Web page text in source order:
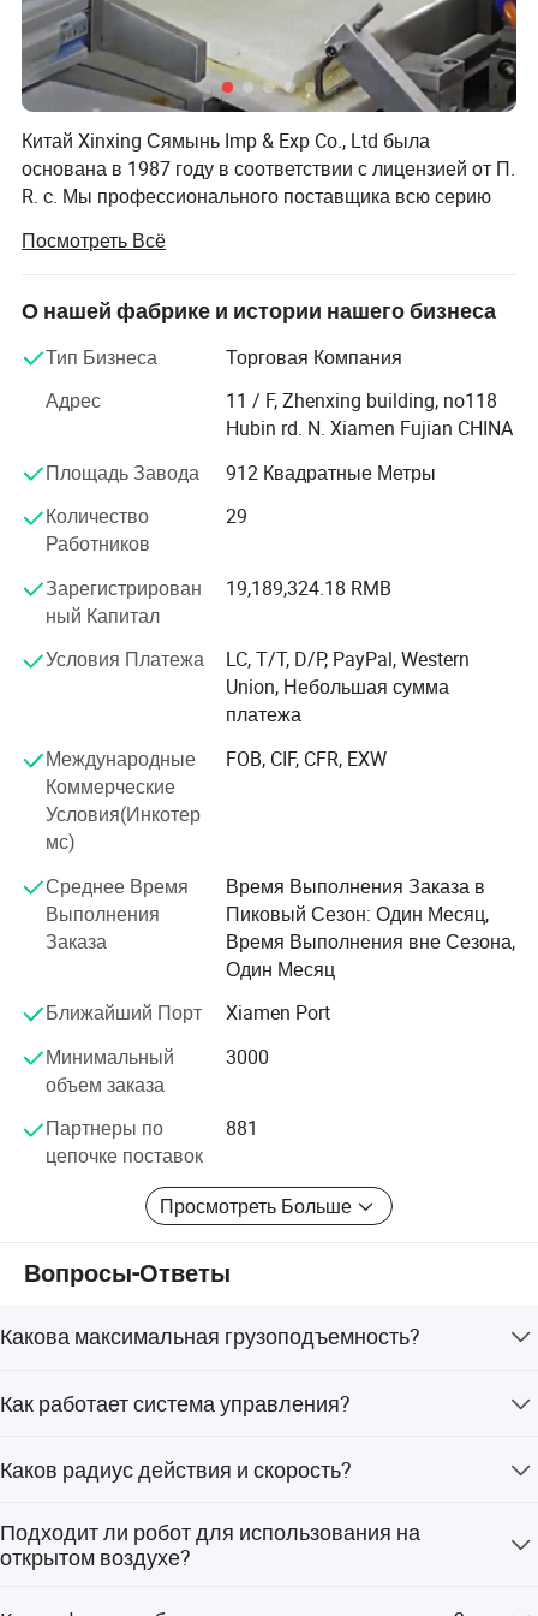
Китай Xinxing Сямынь Imp & Exp Co., Ltd была
основана в 1987 году в соответствии с лицензией от П.
R. c. Мы профессионального поставщика всю серию
более чем 30 лет. В состав Китая Xinxing Corp., мы не
только наше собственное военное обмундирование
завода, а также собственные сотен производителей в
беспорядков и так далее
у нас есть опыт экспорта в более чем 70 странах для
военнослужащих и сотрудников полиции, с годовой
экспорт текучести кадров в размере 60 000 000,00.
Наша главная задача - военный и полицейский
питания продуктов для иностранных
правительственных агентства. Кроме этого, мы также
работать с некоторых известных марок по тактическим
и на открытом воздухе.
Мы принимали участие в торгах из стран Африки,
Ближнего Востока, Южной Америки и Азии на
регулярной основе. Кроме этого мы также
открытом воздухе и завоевали доверие и
подтверждение от клиентов во всем мире.
Мы считаем, что качество жизни военных
предприятий, и всегда ведения бизнеса с жесткого
соблюдения. Основанные на философии "Качество,
доставки и обслуживания", мы будем постоянно
удовлетворения наших клиентов с передовой
технологией, качеству и чутком после службы
мы всегда будем соблюдать международной практики
и принцип равенства и взаимной выгоды, и мы
искренне надеемся создать широкие партнерские
разработки боеприпасов и материально-техническое
оборудование.
Посмотреть Всё
О нашей фабрике и истории нашего бизнеса
Тип Бизнеса
Торговая Компания
Адрес
11 / F, Zhenxing building, no118
Hubin rd. N. Xiamen Fujian CHINA
Площадь Завода
912 Квадратные Метры
Количество
Работников
29
Зарегистрирован
ный Капитал
19,189,324.18 RMB
Условия Платежа
LC, T/T, D/P, PayPal, Western
Union, Небольшая сумма
платежа
Международные
Коммерческие
Условия(Инкотер
мс)
FOB, CIF, CFR, EXW
Среднее Время
Выполнения
Заказа
Время Выполнения Заказа в
Пиковый Сезон: Один Месяц,
Время Выполнения вне Сезона,
Один Месяц
Ближайший Порт
Xiamen Port
Минимальный
объем заказа
3000
Партнеры по
цепочке поставок
881
Просмотреть Больше
Вопросы-Ответы
Какова максимальная грузоподъемность?
что позволяет использовать его для транспортировки
Как работает система управления?
управления четырьмя колесами с независимыми
возможность поворота на месте и маневренность.
Каков радиус действия и скорость?
максимальной скорости 20 км/ч.
Подходит ли робот для использования на
открытом воздухе?